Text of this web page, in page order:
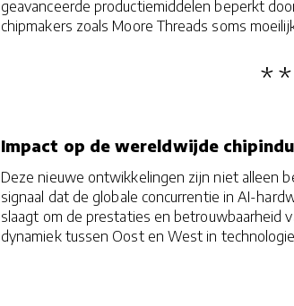
geavanceerde productiemiddelen beperkt
chipmakers zoals Moore Threads soms
Impact op de wereldwijde
Deze nieuwe ontwikkelingen zijn niet alleen
signaal dat de globale concurrentie in AI-
slaagt om de prestaties en betrouwbaarheid
dynamiek tussen Oost en West in